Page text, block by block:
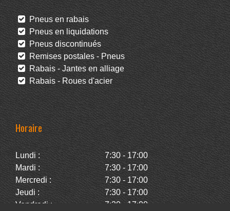
Pneus en rabais
Pneus en liquidations
Pneus discontinués
Remises postales - Pneus
Rabais - Jantes en alliage
Rabais - Roues d'acier
Horaire
Lundi :
7:30 - 17:00
Mardi :
7:30 - 17:00
Mercredi :
7:30 - 17:00
Jeudi :
7:30 - 17:00
Vendredi :
7:30 - 17:00